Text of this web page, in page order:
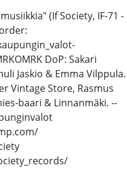
(If Society, IF-71 -
DoP: Sakari
Jaskio & Emma Vilppula.
Vintage Store, Rasmus
baari & Linnanmäki. --